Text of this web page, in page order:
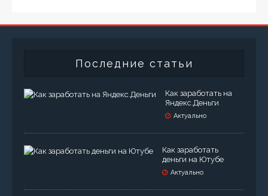
Последние статьи
Как заработать на
Яндекс.Деньги
Актуально
Как заработать
деньги на Ютубе
Актуально